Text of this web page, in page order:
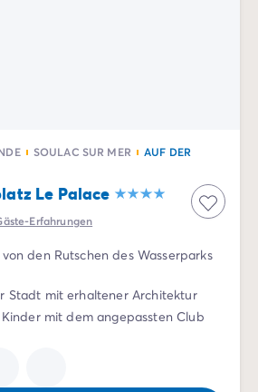
SOULAC SUR MER
AUF DER
Le Palace
Erfahrungen
von den Rutschen des Wasserparks
Stadt mit erhaltener Architektur
mit dem angepassten Club